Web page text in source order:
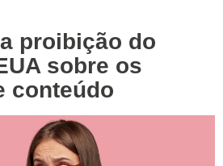
proibição do
sobre os
conteúdo